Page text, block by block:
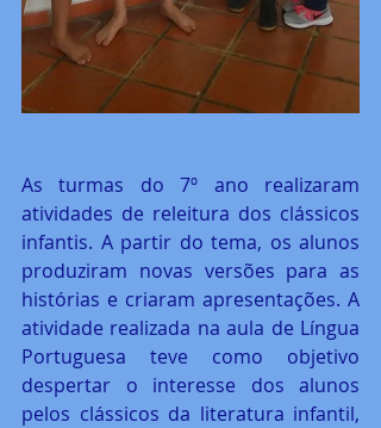
As turmas do 7º ano realizaram
atividades de releitura dos clássicos
infantis. A partir do tema, os alunos
produziram novas versões para as
histórias e criaram apresentações. A
atividade realizada na aula de Língua
Portuguesa teve como objetivo
despertar o interesse dos alunos
pelos clássicos da literatura infantil,